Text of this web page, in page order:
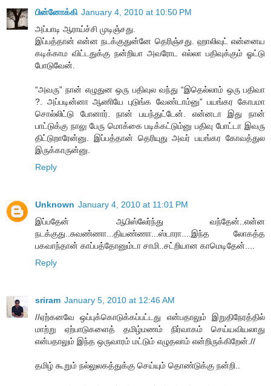
பின்னோக்கி January 4, 2010 at 10:50 PM
அப்பாடி ஆராய்ச்சி முடிஞ்சது.
இப்பத்தான் என்ன நடக்குதுன்னே தெரிஞ்சது. ஹாலிவுட் என்னைய
கடிக்காம விட்டதுக்கு நன்றியா அவரோட எல்லா பதிவுக்கும் ஓட்டு
போடுவேன்.
“அவரு” நான் எழுதுன ஒரு பதிவுல வந்து “இதெல்லாம் ஒரு பதிவா
?. அப்படின்னா ஆணியே புடுங்க வேண்டாம்னு” பயங்கர கோபமா
சொல்லிட்டு போனார். நான் பயந்துட்டேன். என்னடா இது நான்
பாட்டுக்கு நாலு பேரு மொக்கை படிக்கட்டும்னு பதிவு போட்டா இவரு
திட்டுறாரேன்னு. இப்பத்தான் தெரியுது அவர் பயங்கர கோவத்துல
இருக்காருன்னு.
Reply
Unknown January 4, 2010 at 11:01 PM
இப்பதேன் ஆபிஸ்லேர்ந்து வந்தேன்..என்ன
நடக்குது..சுவண்ணா...தியண்ணா...ஸ்டாரா....இந்த லோகத்த
பகவாந்தான் காப்பத்தோனும்டா சாமி..சட்றியான காமெடிதேன்....
Reply
sriram January 5, 2010 at 12:46 AM
//ஏற்கனவே ஒப்புக்கொடுக்கப்பட்டது என்பதாலும் இறுதிநேரத்தில்
மாற்று ஏற்பாடுகளைத் தமிழ்மணம் நிர்வாகம் செய்யவியலாது
என்பதாலும் இந்த ஒருவாரம் மட்டும் எழுதலாம் என்றிருக்கிறேன்.//
தமிழ் கூறும் நல்லுலகத்துக்கு செய்யும் தொண்டுக்கு நன்றி..